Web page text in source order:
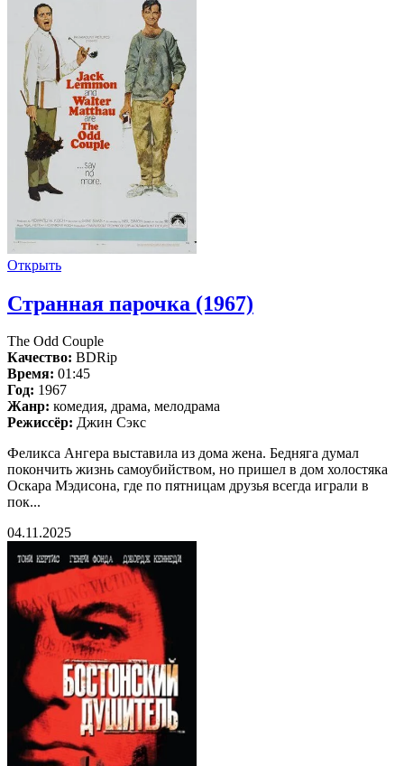
Открыть
Странная парочка (1967)
The Odd Couple
Качество: BDRip
Время: 01:45
Год: 1967
Жанр: комедия, драма, мелодрама
Режиссёр: Джин Сэкс
Феликса Ангера выставила из дома жена. Бедняга думал
покончить жизнь самоубийством, но пришел в дом холостяка
Оскара Мэдисона, где по пятницам друзья всегда играли в
пок...
04.11.2025